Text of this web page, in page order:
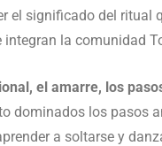
el significado del ritual
integran la comunidad
el amarre, los
dominados los pasos
a soltarse y